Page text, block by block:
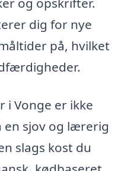
dig for nye
på, hvilket
i Vonge er ikke
en sjov og lærerig
slags kost du